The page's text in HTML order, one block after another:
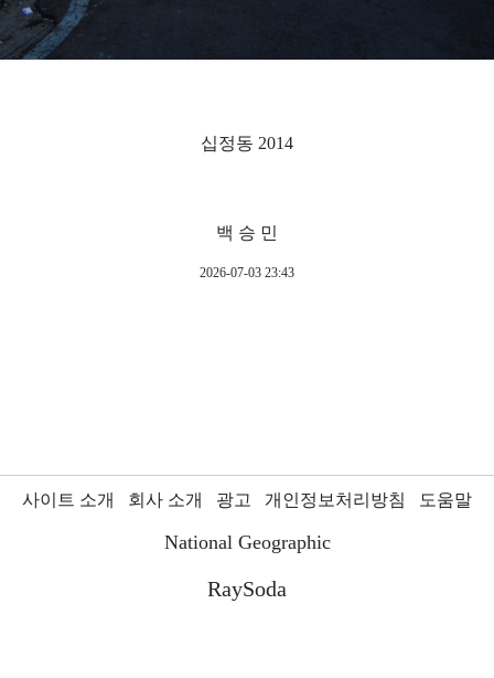
십정동 2014
백 승 민
2026-07-03 23:43
사이트 소개 회사 소개 광고 개인정보처리방침 도움말
National Geographic
RaySoda